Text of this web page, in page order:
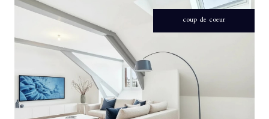
coup de coeur
voir le bien